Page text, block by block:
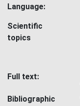
Language:
Scientific
topics
Full text:
Bibliographic